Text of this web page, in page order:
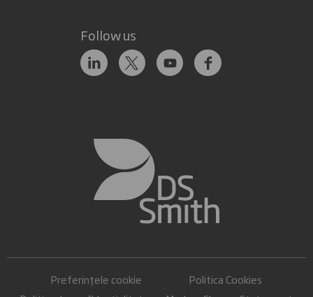
Follow us
Preferințele cookie
Politica Cookies